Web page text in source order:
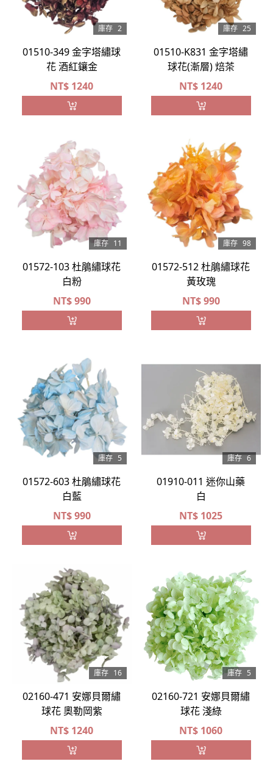
庫存 2
01510-349 金字塔繡球
花 酒紅鑲金
NT$ 1240
庫存 25
01510-K831 金字塔繡
球花(漸層) 焙茶
NT$ 1240
庫存 11
01572-103 杜鵑繡球花
白粉
NT$990
庫存 98
01572-512 杜鵑繡球花
黃玫瑰
NT$990
庫存 5
01572-603 杜鵑繡球花
白藍
NT$990
庫存 6
01910-011 迷你山藥
白
NT$ 1025
庫存 16
02160-471 安娜貝爾繡
球花 奧勒岡紫
NT$ 1240
庫存 5
02160-721 安娜貝爾繡
球花 淺綠
NT$ 1060